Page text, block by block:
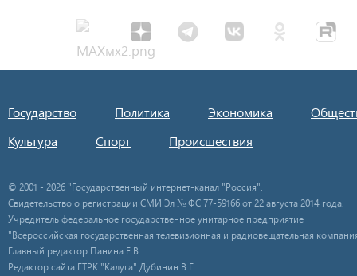
Государство Политика Экономика
Культура
Спорт Происшествия
© 2001 - 2026 "Государственный интернет-канал "Россия".
Свидетельство о регистрации СМИ Эл № ФС 77-59166 от 22 августа 2014 года.
Учредитель федеральное государственное унитарное предприятие
"Всероссийская государственная телевизионная и радиовещательная
Главный редактор Панина Е.В.
Редактор сайта ГТРК "Калуга" Дубинин В.Г.